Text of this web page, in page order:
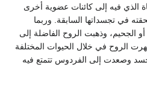
الذي فيه إلى كائنات عضوية أخرى
في تجسداتها السابقة. وربما
الجحيم، وذهبت الروح الفاضلة إلى
فإذا ما تطهرت الروح في خلال الحيوات المختلفة
وصعدت إلى الفردوس تتمتع فيه